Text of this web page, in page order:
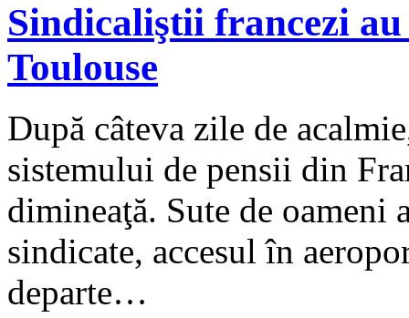
Sindicaliştii francezi
Toulouse
După câteva zile de
sistemului de pensii din
dimineaţă. Sute de oameni
sindicate, accesul în
departe…